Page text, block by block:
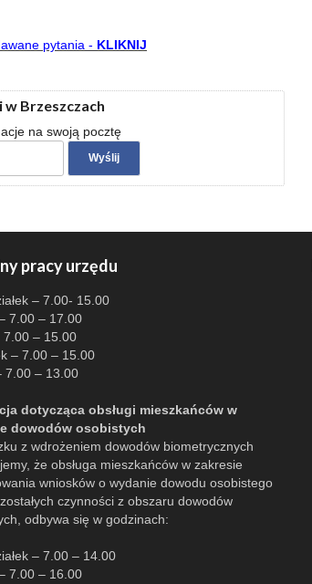
pytania - KLIKNIJ
w Brzeszczach
na swoją pocztę
pracy urzędu
– 7.00- 15.00
7.00 – 17.00
7.00 – 15.00
– 7.00 – 15.00
7.00 – 13.00
dotycząca obsługi mieszkańców w
dowodów osobistych
z wdrożeniem dowodów biometrycznych
że obsługa mieszkańców w zakresie
wniosków o wydanie dowodu osobistego
czynności z obszaru dowodów
odbywa się w godzinach:
– 7.00 – 14.00
7.00 – 16.00